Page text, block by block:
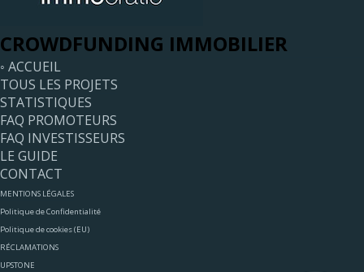
CROWDFUNDING IMMOBILIER
◦ ACCUEIL
TOUS LES PROJETS
STATISTIQUES
FAQ PROMOTEURS
FAQ INVESTISSEURS
LE GUIDE
CONTACT
MENTIONS LÉGALES
Politique de Confidentialité
Politique de cookies (EU)
RÉCLAMATIONS
UPSTONE